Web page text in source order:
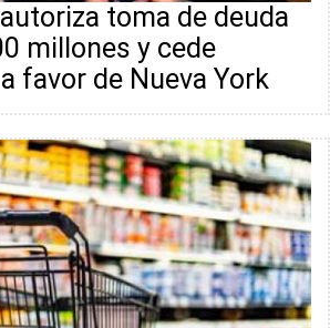
toma de deuda
millones y cede
favor de Nueva York